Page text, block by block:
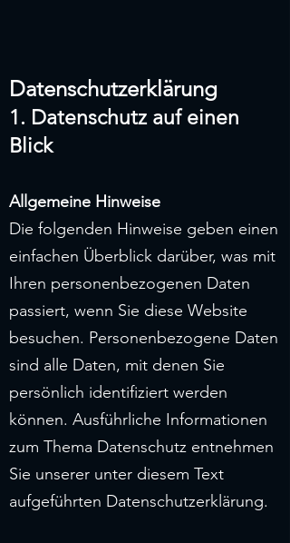
Datenschutzerklärung
1. Datenschutz auf einen
Blick
Allgemeine Hinweise
Die folgenden Hinweise geben einen
einfachen Überblick darüber, was mit
Ihren personenbezogenen Daten
passiert, wenn Sie diese Website
besuchen. Personenbezogene Daten
sind alle Daten, mit denen Sie
persönlich identifiziert werden
können. Ausführliche Informationen
zum Thema Datenschutz entnehmen
Sie unserer unter diesem Text
aufgeführten Datenschutzerklärung.